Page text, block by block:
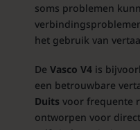
soms problemen
het gebruik van
De Vasco V4is
een betrouwbare
Duits voor frequente
ontworpen voor